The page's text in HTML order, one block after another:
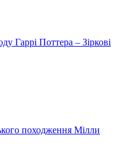
Гаррі Поттера – Зіркові
походження Мілли